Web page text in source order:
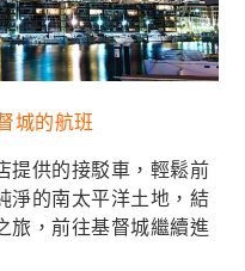
城的航班
提供的接駁車，輕鬆前
淨的南太平洋土地，結
旅，前往基督城繼續進